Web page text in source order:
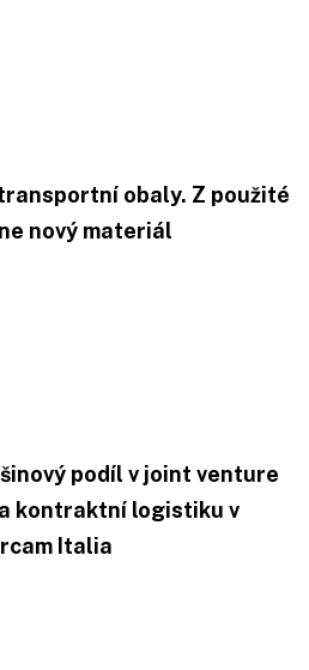
obaly. Z použité
nový materiál
podíl v joint venture
kontraktní logistiku v
Italia